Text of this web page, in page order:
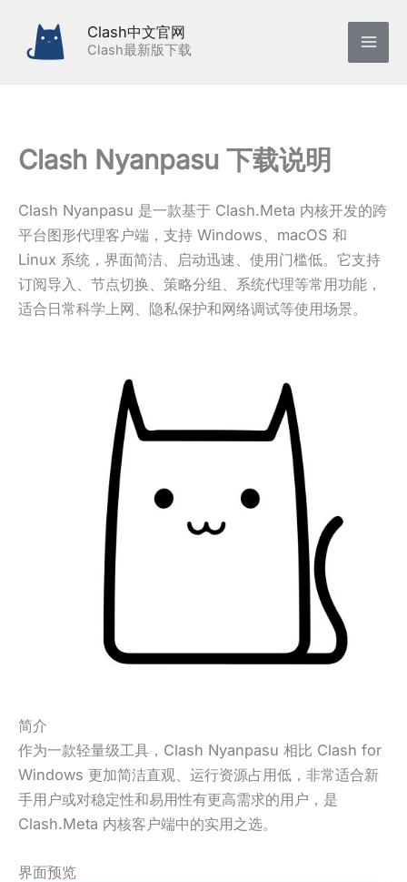
Clash中文官网
Clash最新版下载
Clash Nyanpasu 下载说明
Clash Nyanpasu 是一款基于 Clash.Meta 内核开发的跨
平台图形代理客户端，支持 Windows、macOS 和
Linux 系统，界面简洁、启动迅速、使用门槛低。它支持
订阅导入、节点切换、策略分组、系统代理等常用功能，
适合日常科学上网、隐私保护和网络调试等使用场景。
简介
作为一款轻量级工具，Clash Nyanpasu 相比 Clash for
Windows 更加简洁直观、运行资源占用低，非常适合新
手用户或对稳定性和易用性有更高需求的用户，是
Clash.Meta 内核客户端中的实用之选。
界面预览